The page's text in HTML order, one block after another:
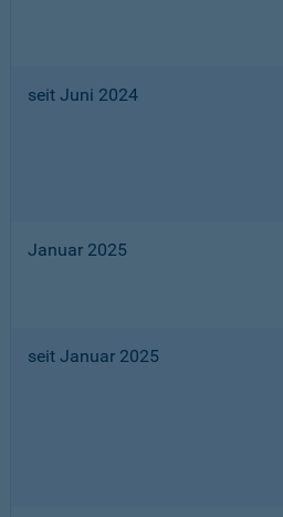
seit Juni 2024
Januar 2025
seit Januar 2025